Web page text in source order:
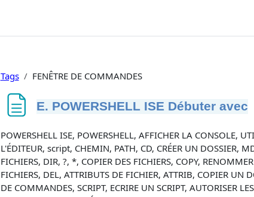
Tags FENÊTRE DE COMMANDES
E. POWERSHELL ISE Débuter avec
Conditions d’achèvement
POWERSHELL ISE, POWERSHELL, AFFICHER LA CONSOLE,
L'ÉDITEUR, script, CHEMIN, PATH, CD, CRÉER UN DOSSIER,
FICHIERS, DIR, ?, *, COPIER DES FICHIERS, COPY,
FICHIERS, DEL, ATTRIBUTS DE FICHIER, ATTRIB, COPIER UN
DE COMMANDES, SCRIPT, ECRIRE UN SCRIPT, AUTORISER